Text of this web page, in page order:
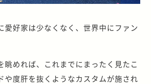
愛好家は少なくなく、世界中にファン
眺めれば、これまでにまったく見たこ
や度肝を抜くようなカスタムが施され